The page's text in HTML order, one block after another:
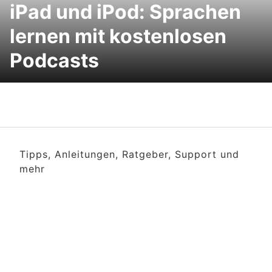
iPad und iPod: Sprachen
lernen mit kostenlosen
Podcasts
Tipps, Anleitungen, Ratgeber, Support und
mehr